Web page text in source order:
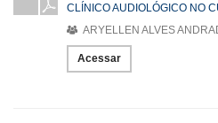
CLÍNICO AUDIOLÓGICO NO
ARYELLEN ALVES
Acessar